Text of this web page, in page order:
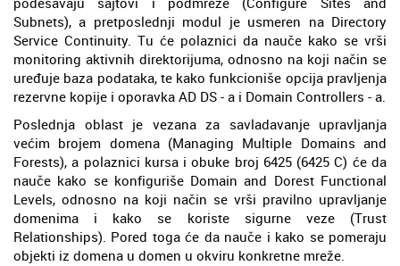
Subnets), a pretposlednji modul je usmeren na Directory
Service Continuity. Tu će polaznici da nauče kako se vrši
monitoring aktivnih direktorijuma, odnosno na koji način se
uređuje baza podataka, te kako funkcioniše opcija pravljenja
rezervne kopije i oporavka AD DS - a i Domain Controllers - a.
Poslednja oblast je vezana za savladavanje upravljanja
većim brojem domena (Managing Multiple Domains and
Forests), a polaznici kursa i obuke broj 6425 (6425 C) će da
nauče kako se konfiguriše Domain and Dorest Functional
Levels, odnosno na koji način se vrši pravilno upravljanje
domenima i kako se koriste sigurne veze (Trust
Relationships). Pored toga će da nauče i kako se pomeraju
objekti iz domena u domen u okviru konkretne mreže.